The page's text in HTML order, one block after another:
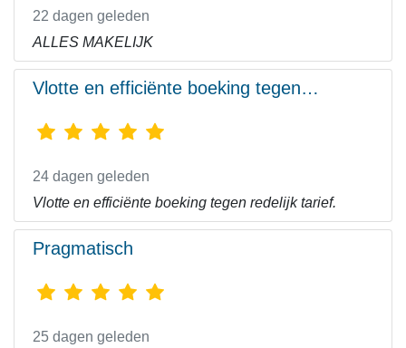
22 dagen geleden
ALLES MAKELIJK
Vlotte en efficiënte boeking tegen…
24 dagen geleden
Vlotte en efficiënte boeking tegen redelijk tarief.
Pragmatisch
25 dagen geleden